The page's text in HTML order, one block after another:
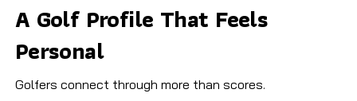
A Golf Profile That Feels
Personal
Golfers connect through more than scores.